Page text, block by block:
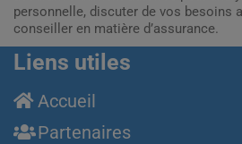
personnelle, discuter de vos besoins
conseiller en matière d’assurance.
Liens utiles
Accueil
Partenaires